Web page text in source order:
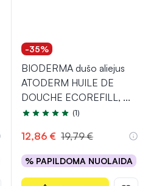
-35%
BIODERMA dušo aliejus
ATODERM HUILE DE
DOUCHE ECOREFILL, ...
Įvertinimas 5.0 iš 5
(1)
12,86 € 19,79 €
% PAPILDOMA NUOLAIDA